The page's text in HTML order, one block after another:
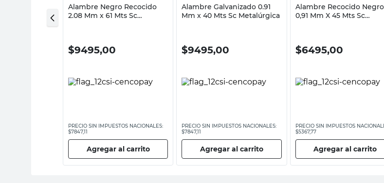
Alambre Negro Recocido
2.08 Mm x 61 Mts Sc
$9495,00
PRECIO SIN IMPUESTOS NACIONALES:
$7847,11
Agregar al carrito
Alambre Galvanizado 0.91
Mm x 40 Mts Sc Metalúrgica
$9495,00
PRECIO SIN IMPUESTOS NACIONALES:
$7847,11
Agregar al carrito
Alambre Recocido Negro
0,91 Mm X 45 Mts Sc
$6495,00
PRECIO SIN IMPUESTOS
$5367,77
Agregar al carrito